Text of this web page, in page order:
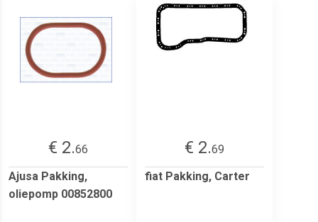
€ 2.66
Ajusa Pakking,
oliepomp 00852800
€ 2.69
fiat Pakking, Carter